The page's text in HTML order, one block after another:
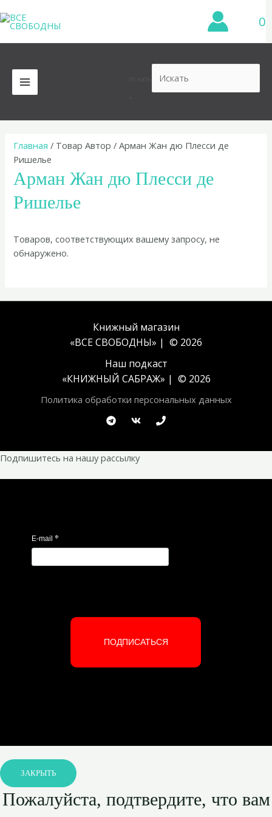
к
содержимому
0
MAIN
MENU
Главная / Товар Автор / Арман Жан дю Плесси де
Ришелье
Арман Жан дю Плесси де
Ришелье
Товаров, соответствующих вашему запросу, не
обнаружено.
Книжный магазин
«ВСЕ СВОБОДНЫ» | © 2026
Наш подкаст
«КНИЖНЫЙ САБРАЖ» | © 2026
Политика обработки персональных данных
Подпишитесь на нашу рассылку
E-mail *
ПОДПИСАТЬСЯ
ЗАКРЫТЬ
Пожалуйста, подтвердите, что вам